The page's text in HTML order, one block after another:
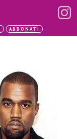
ABBONATI